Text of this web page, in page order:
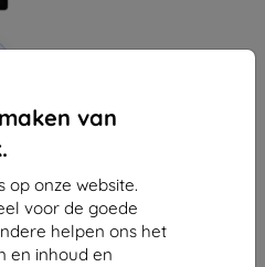
van
op onze website.
voor de goede
helpen ons het
en inhoud en